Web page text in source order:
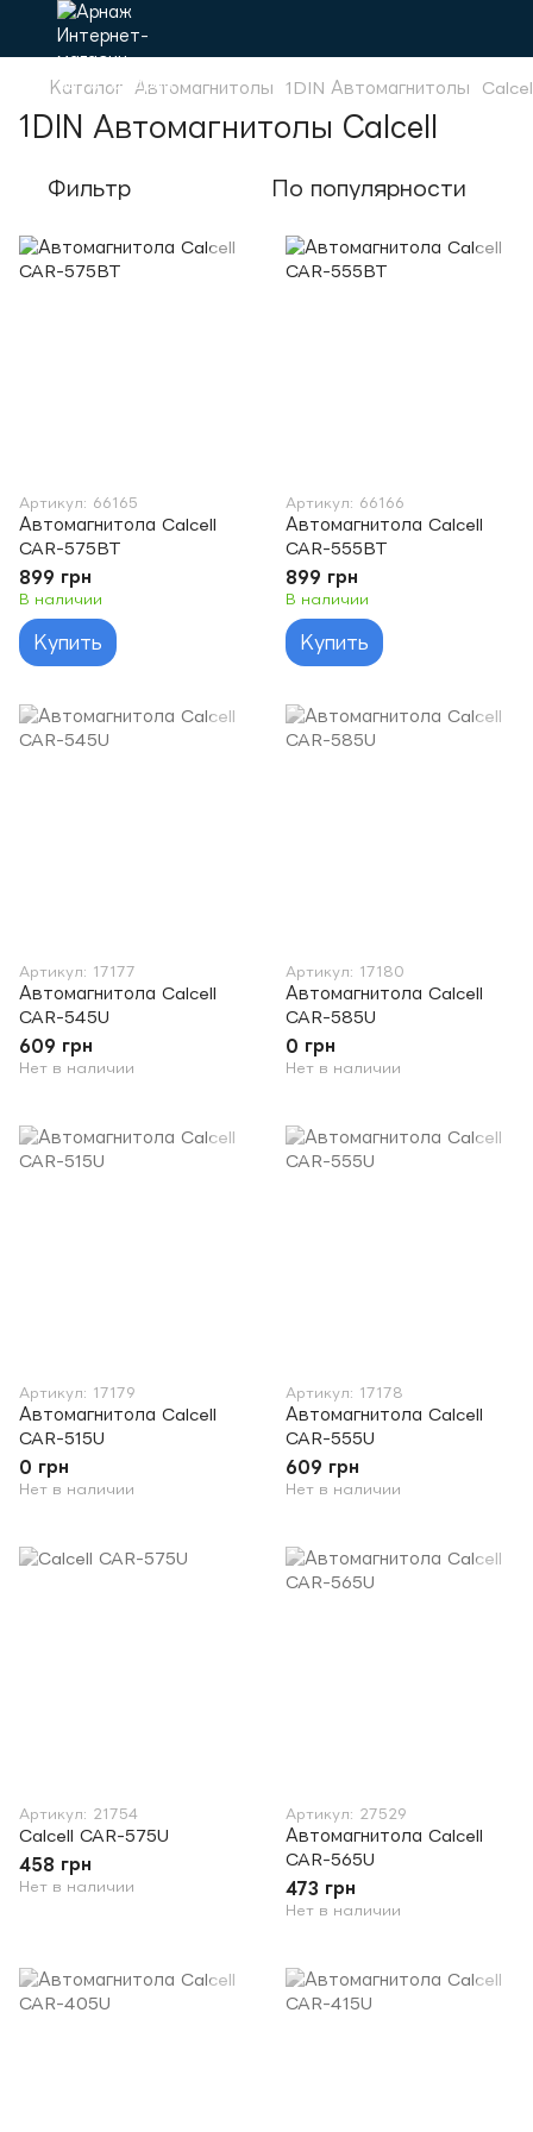
Каталог Автомагнитолы 1DIN Автомагнитолы
1DIN Автомагнитолы Calcell
Фильтр По популярности
Артикул: 66165
Автомагнитола Calcell
CAR-575BT
899 грн
В наличии
Купить
Артикул: 66166
Автомагнитола Calcell
CAR-555BT
899 грн
В наличии
Купить
Артикул: 17177
Автомагнитола Calcell
CAR-545U
609 грн
Нет в наличии
Артикул: 17180
Автомагнитола Calcell
CAR-585U
0 грн
Нет в наличии
Артикул: 17179
Автомагнитола Calcell
CAR-515U
0 грн
Нет в наличии
Артикул: 17178
Автомагнитола Calcell
CAR-555U
609 грн
Нет в наличии
Артикул: 21754
Calcell CAR-575U
458 грн
Нет в наличии
Артикул: 27529
Автомагнитола Calcell
CAR-565U
473 грн
Нет в наличии